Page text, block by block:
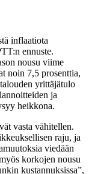
inflaatiota
ennuste.
nousu viime
noin 7,5 prosenttia,
yrittäjätulo
ja
heikkona.
vasta vähitellen.
raju, ja
viedään
korkojen nousu
kustannuksissa”,